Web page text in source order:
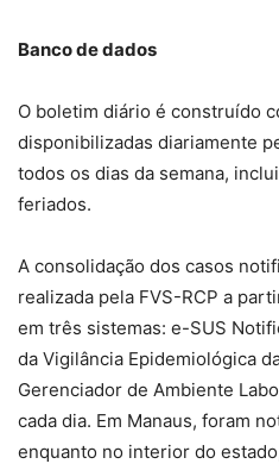
Banco de dados
O boletim diário é construído
disponibilizadas diariamente
todos os dias da semana,
feriados.
A consolidação dos casos
realizada pela FVS-RCP a
em três sistemas: e-SUS
da Vigilância Epidemiológica
Gerenciador de Ambiente
cada dia. Em Manaus, foram
enquanto no interior do